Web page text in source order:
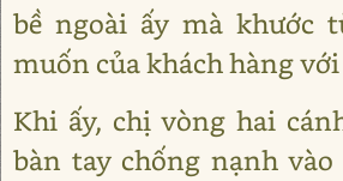
bề ngoài ấy mà khước
muốn của khách hàng
Khi ấy, chị vòng hai
bàn tay chống nạnh